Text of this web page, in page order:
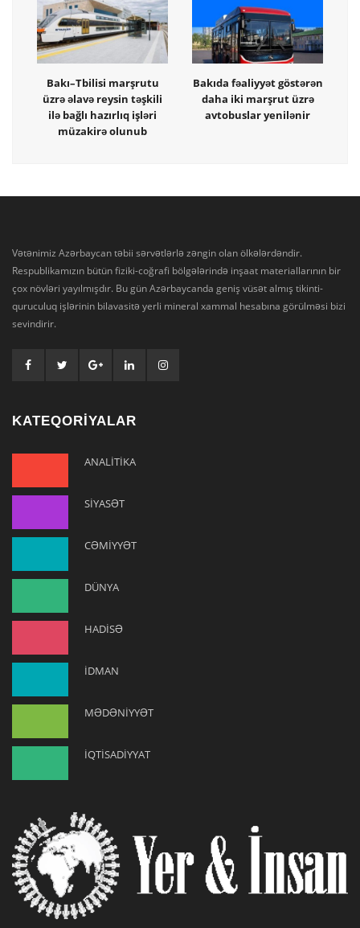
Bakı–Tbilisi marşrutu
üzrə əlavə reysin təşkili
ilə bağlı hazırlıq işləri
müzakirə olunub
Bakıda fəaliyyət göstərən
daha iki marşrut üzrə
avtobuslar yenilənir
Vətənimiz Azərbaycan təbii sərvətlərlə zəngin olan ölkələrdəndir.
Respublikamızın bütün fiziki-coğrafi bölgələrində inşaat materiallarının bir
çox növləri yayılmışdır. Bu gün Azərbaycanda geniş vüsət almış tikinti-
quruculuq işlərinin bilavasitə yerli mineral xammal hesabına görülməsi bizi
sevindirir.
KATEQORİYALAR
ANALİTİKA
SİYASƏT
CƏMİYYƏT
DÜNYA
HADİSƏ
İDMAN
MƏDƏNİYYƏT
İQTİSADİYYAT